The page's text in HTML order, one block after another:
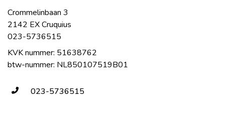
Crommelinbaan 3
2142 EX Cruquius
023-5736515
KVK nummer: 51638762
btw-nummer: NL850107519B01
023-5736515